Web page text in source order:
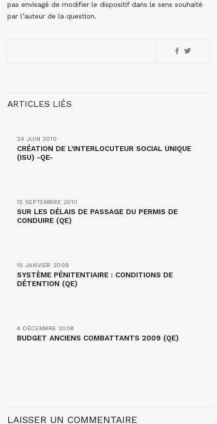
pas envisagé de modifier le dispositif dans le sens souhaité
par l’auteur de la question.
ARTICLES LIÉS
24 JUIN 2010
CRÉATION DE L’INTERLOCUTEUR SOCIAL UNIQUE
(ISU) -QE-
15 SEPTEMBRE 2010
SUR LES DÉLAIS DE PASSAGE DU PERMIS DE
CONDUIRE (QE)
15 JANVIER 2009
SYSTÈME PÉNITENTIAIRE : CONDITIONS DE
DÉTENTION (QE)
4 DÉCEMBRE 2008
BUDGET ANCIENS COMBATTANTS 2009 (QE)
LAISSER UN COMMENTAIRE